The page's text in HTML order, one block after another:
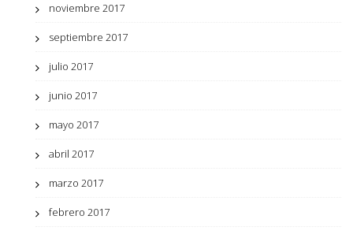
noviembre 2017
septiembre 2017
julio 2017
junio 2017
mayo 2017
abril 2017
marzo 2017
febrero 2017